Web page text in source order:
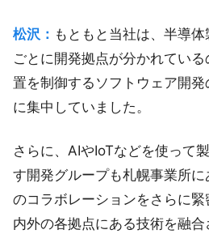
松沢： もともと当社は、半導
ごとに開発拠点が分かれてい
置を制御するソフトウェア開
に集中していました。
さらに、AIやIoTなどを使って
す開発グループも札幌事業所
のコラボレーションをさらに
内外の各拠点にある技術を融